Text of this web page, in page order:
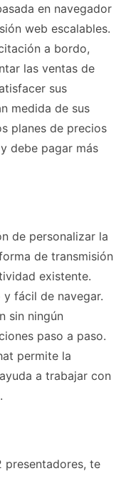
en navegador
web escalables.
a bordo,
las ventas de
sus
medida de sus
planes de precios
debe pagar más
de personalizar la
de transmisión
existente.
fácil de navegar.
sin ningún
paso a paso.
permite la
a trabajar con
presentadores, te